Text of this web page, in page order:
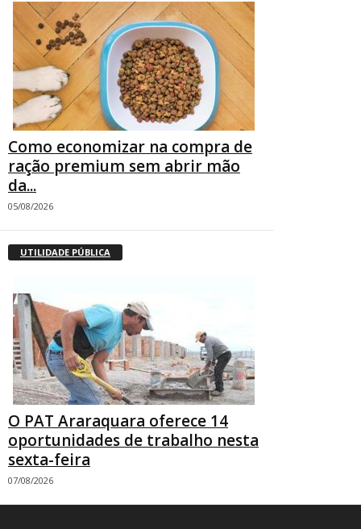
Como economizar na compra de
ração premium sem abrir mão
da...
05/08/2026
UTILIDADE PÚBLICA
O PAT Araraquara oferece 14
oportunidades de trabalho nesta
sexta-feira
07/08/2026